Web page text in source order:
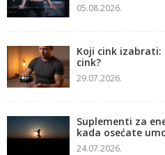
05.08.2026.
Koji cink
cink?
29.07.2026.
Suplementi za
kada osećate
24.07.2026.